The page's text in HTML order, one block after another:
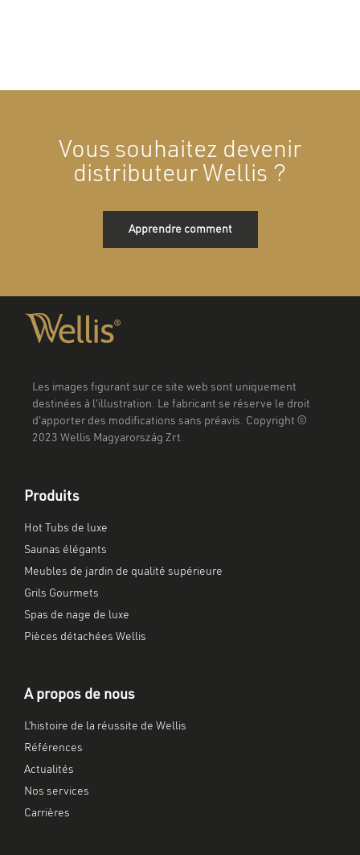
Vous souhaitez devenir
distributeur Wellis ?
Apprendre comment
Les images figurant sur ce site web sont uniquement
destinées à l'illustration. Le fabricant se réserve le droit
d'apporter des modifications sans préavis. Copyright ©
2023 Wellis Magyarország Zrt.
Produits
Hot Tubs de luxe
Saunas élégants
Meubles de jardin de qualité supérieure
Grils Gourmets
Spas de nage de luxe
Pièces détachées Wellis
A propos de nous
L’histoire de la réussite de Wellis
Références
Actualités
Nos services
Carrières